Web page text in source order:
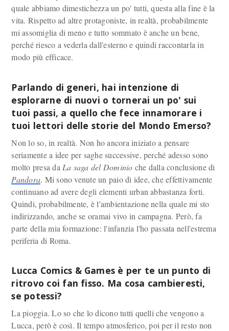
quale abbiamo dimestichezza un po' tutti, questa alla fine è la
vita. Rispetto ad altre protagoniste, in realtà, probabilmente
mi assomiglia di meno e tutto sommato è anche un bene,
perché riesco a vederla dall'esterno e quindi raccontarla in
modo più efficace.
Parlando di generi, hai intenzione di
esplorarne di nuovi o tornerai un po' sui
tuoi passi, a quello che fece innamorare i
tuoi lettori delle storie del Mondo Emerso?
Non lo so, in realtà. Non ho ancora iniziato a pensare
seriamente a idee per saghe successive, perché adesso sono
molto presa da La saga del Dominio che dalla conclusione di
Pandora. Mi sono venute un paio di idee, che effettivamente
continuano ad avere degli elementi urban abbastanza forti.
Quindi, probabilmente, è l'ambientazione nella quale mi sto
indirizzando, anche se oramai vivo in campagna. Però, fa
parte della mia formazione: l'infanzia l'ho passata nell'estrema
periferia di Roma.
Lucca Comics & Games è per te un punto di
ritrovo coi fan fisso. Ma cosa cambieresti,
se potessi?
La pioggia. Lo so che lo dicono tutti quelli che vengono a
Lucca, però è così. Il tempo atmosferico, poi per il resto non